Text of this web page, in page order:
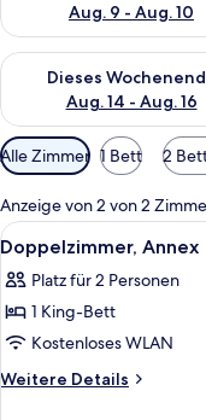
Aug. 9 - Aug. 10
Dieses
Aug. 14 - Aug. 16
Überprüfe die
Verfügbare
Filter
für
Zimmer
Alle Zimmer 1 Bett 2
Anzeige von 2 von 2
Alle
Fotos
für
Doppelzimmer,
Annex
anzeigen
3
Doppelzimmer, Annex
Platz für 2 Personen
1 King-Bett
Kostenloses WLAN
Weitere Details
Weitere